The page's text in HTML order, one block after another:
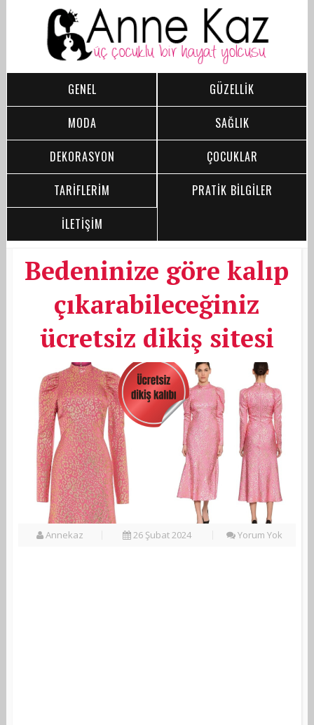
GENEL
GÜZELLİK
MODA
SAĞLIK
DEKORASYON
ÇOCUKLAR
TARİFLERİM
PRATİK BİLGİLER
İLETİŞİM
Bedeninize göre kalıp
çıkarabileceğiniz
ücretsiz dikiş sitesi
Annekaz 26 Şubat 2024 Yorum Yok